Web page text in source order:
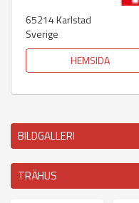
65214Karlstad
Sverige
HEMSIDA
BILDGALLERI
TRÄHUS